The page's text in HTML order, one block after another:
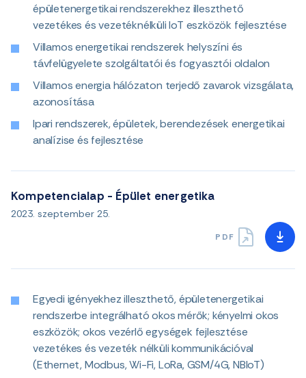
épületenergetikai rendszerekhez illeszthető
vezetékes és vezetéknélküli IoT eszközök fejlesztése
Villamos energetikai rendszerek helyszíni és
távfelügyelete szolgáltatói és fogyasztói oldalon
Villamos energia hálózaton terjedő zavarok vizsgálata,
azonosítása
Ipari rendszerek, épületek, berendezések energetikai
analízise és fejlesztése
Kompetencialap - Épület energetika
2023. szeptember 25.
PDF
Egyedi igényekhez illeszthető, épületenergetikai
rendszerbe integrálható okos mérők; kényelmi okos
eszközök; okos vezérlő egységek fejlesztése
vezetékes és vezeték nélküli kommunikációval
(Ethernet, Modbus, Wi-Fi, LoRa, GSM/4G, NBIoT)